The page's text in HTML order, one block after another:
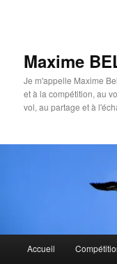
Maxime
Je m'appelle Maxime
et à la compétition, au
vol, au partage et à
principal
Accueil